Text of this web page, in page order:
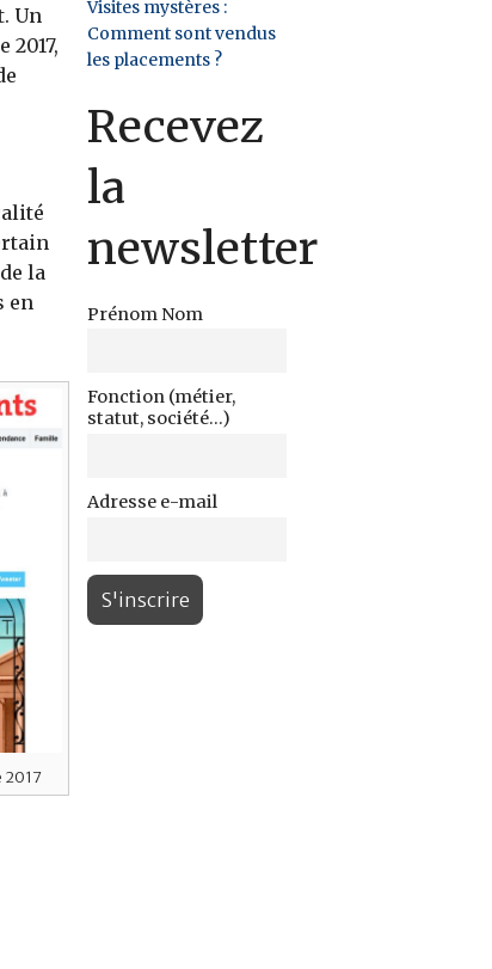
Un
2017,
la
en
2017
Visites mystères :
Comment sont vendus
les placements ?
Recevez
la
newsletter
Prénom Nom
Fonction (métier,
statut, société...)
Adresse e-mail